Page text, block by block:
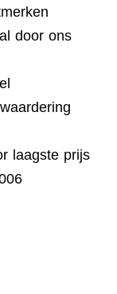
door ons
laagste prijs